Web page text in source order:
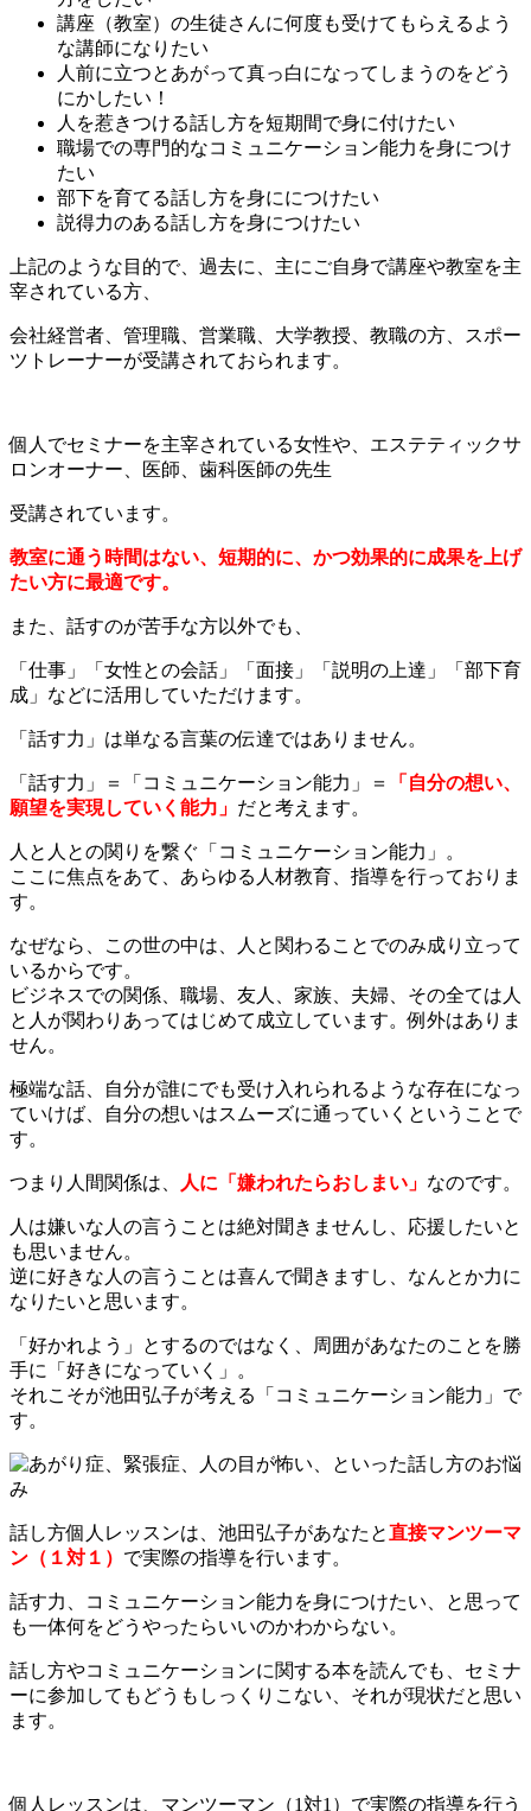
講座（教室）の生徒さんに何度も受けてもらえるよう
な講師になりたい
人前に立つとあがって真っ白になってしまうのをどう
にかしたい！
人を惹きつける話し方を短期間で身に付けたい
職場での専門的なコミュニケーション能力を身につけ
たい
部下を育てる話し方を身ににつけたい
説得力のある話し方を身につけたい
上記のような目的で、過去に、主にご自身で講座や教室を主
宰されている方、
会社経営者、管理職、営業職、大学教授、教職の方、スポー
ツトレーナーが受講されておられます。
個人でセミナーを主宰されている女性や、エステティックサ
ロンオーナー、医師、歯科医師の先生
受講されています。
教室に通う時間はない、短期的に、かつ効果的に成果を上げ
たい方に最適です。
また、話すのが苦手な方以外でも、
「仕事」「女性との会話」「面接」「説明の上達」「部下育
成」などに活用していただけます。
「話す力」は単なる言葉の伝達ではありません。
「話す力」＝「コミュニケーション能力」＝
「自分の想い、
願望を実現していく能力」 だと考えます。
人と人との関りを繋ぐ「コミュニケーション能力」。
ここに焦点をあて、あらゆる人材教育、指導を行っておりま
す。
なぜなら、この世の中は、人と関わることでのみ成り立って
いるからです。
ビジネスでの関係、職場、友人、家族、夫婦、その全ては人
と人が関わりあってはじめて成立しています。例外はありま
せん。
極端な話、自分が誰にでも受け入れられるような存在になっ
ていけば、自分の想いはスムーズに通っていくということで
す。
つまり人間関係は、 人に「嫌われたらおしまい」 なのです。
人は嫌いな人の言うことは絶対聞きませんし、応援したいと
も思いません。
逆に好きな人の言うことは喜んで聞きますし、なんとか力に
なりたいと思います。
「好かれよう」とするのではなく、周囲があなたのことを勝
手に「好きになっていく」。
それこそが池田弘子が考える「コミュニケーション能力」で
す。
話し方個人レッスンは、池田弘子があなたと直接マンツーマ
ン（１対１） で実際の指導を行います。
話す力、コミュニケーション能力を身につけたい、と思って
も一体何をどうやったらいいのかわからない。
話し方やコミュニケーションに関する本を読んでも、セミナ
ーに参加してもどうもしっくりこない、それが現状だと思い
ます。
個人レッスンは、マンツーマン（1対1）で実際の指導を行う